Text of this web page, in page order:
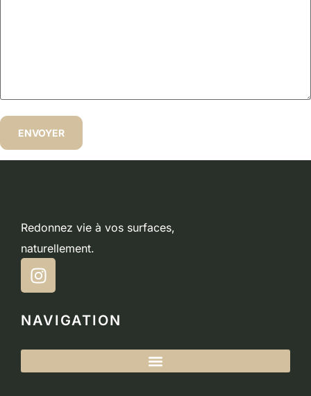
Redonnez vie à vos surfaces,
naturellement.
NAVIGATION